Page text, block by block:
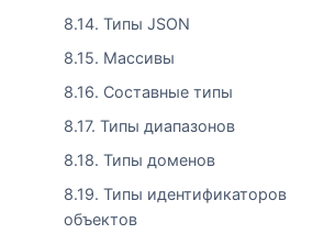
8.14. Типы JSON
8.15. Массивы
8.16. Составные типы
8.17. Типы диапазонов
8.18. Типы доменов
8.19. Типы идентификаторов
объектов